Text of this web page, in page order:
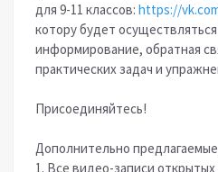
для 9-11 классов: https://
котору будет
информирование, обратная
практических задач и
Присоединяйтесь!
Дополнительно
1. Все видео-записи